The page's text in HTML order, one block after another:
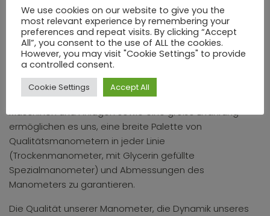
Herstellung von Manometern für Pumpenkessel
und Kaffeemaschinen für die Industrie
Home> industrielle Manometer > Spezielle Manometer
Orman srl ist seit mehr als 30 Jahren auf dem Markt für
die Produktion von Spezialmanometern tätig. Engagierte
Maschinen und Anlagen sowie eine große Erfahrung
ermöglichen es uns, eine breite Palette von
Qualitätsmanometern in jeder Linie
(Trockenmanometer, mit Glycerin gefüllte
Spezialmanometer) und Abmessungen des
Manometers zu garantieren.
Die Qualität unserer Manometer, die Dynamik unseres
We use cookies on our website to give you the
most relevant experience by remembering your
preferences and repeat visits. By clicking “Accept
All”, you consent to the use of ALL the cookies.
However, you may visit "Cookie Settings" to provide
a controlled consent.
Cookie Settings Accept All